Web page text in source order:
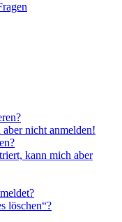
nicht anmelden!
kann mich aber
löschen“?